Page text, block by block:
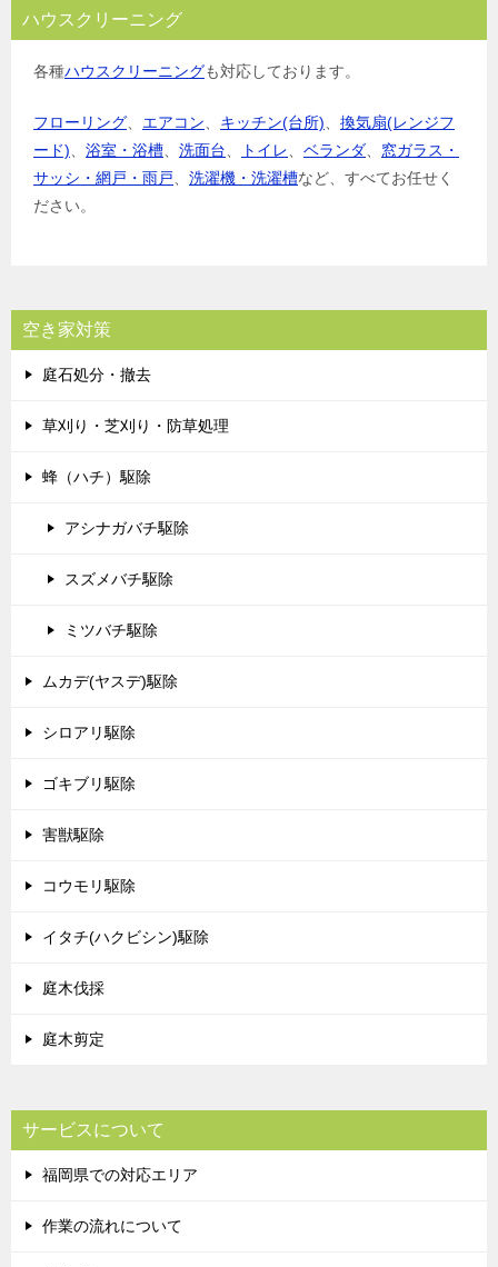
ハウスクリーニング
各種ハウスクリーニングも対応しております。
フローリング、 エアコン、 キッチン(台所)、 換気扇(レンジフ
ード)、 浴室・浴槽、 洗面台、 トイレ、 ベランダ、 窓ガラス・
サッシ・網戸・雨戸、 洗濯機・洗濯槽など、すべてお任せく
ださい。
空き家対策
庭石処分・撤去
草刈り・芝刈り・防草処理
蜂（ハチ）駆除
アシナガバチ駆除
スズメバチ駆除
ミツバチ駆除
ムカデ(ヤスデ)駆除
シロアリ駆除
ゴキブリ駆除
害獣駆除
コウモリ駆除
イタチ(ハクビシン)駆除
庭木伐採
庭木剪定
サービスについて
福岡県での対応エリア
作業の流れについて